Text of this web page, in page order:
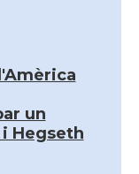
un
Hegseth